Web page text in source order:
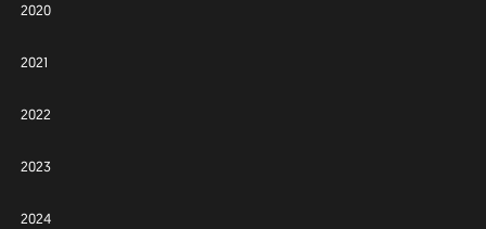
2020
2021
2022
2023
2024